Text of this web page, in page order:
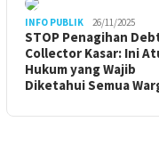
INFO PUBLIK 26/11/2025
STOP Penagihan
Collector Kasar: Ini
Hukum yang Wajib
Diketahui Semua